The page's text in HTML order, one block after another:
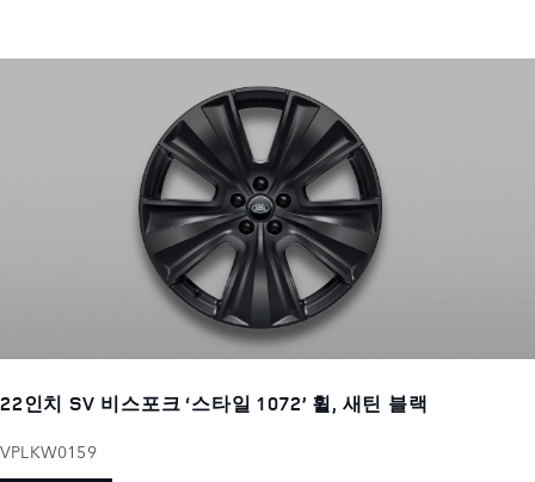
22인치 SV 비스포크 ‘스타일 1072’ 휠, 새틴 블랙
VPLKW0159